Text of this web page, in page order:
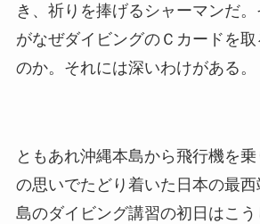
き、祈りを捧げるシャーマンだ
がなぜダイビングのＣカードを
のか。それには深いわけがある。
ともあれ沖縄本島から飛行機を
の思いでたどり着いた日本の最
島のダイビング講習の初日はこう